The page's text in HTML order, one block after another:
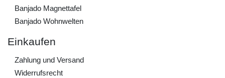
Banjado Magnettafel
Banjado Wohnwelten
Einkaufen
Zahlung und Versand
Widerrufs­recht